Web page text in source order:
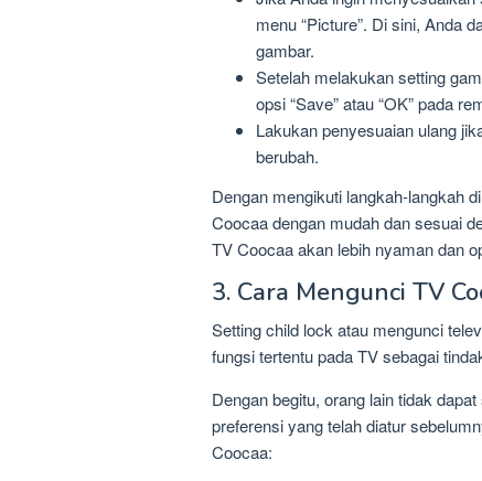
menu “Picture”. Di sini, Anda
gambar.
Setelah melakukan setting
opsi “Save” atau “OK” pada
Lakukan penyesuaian ulang
berubah.
Dengan mengikuti langkah-langkah
Coocaa dengan mudah dan sesuai
TV Coocaa akan lebih nyaman dan
3. Cara Mengunci TV
Setting child lock atau mengunci
fungsi tertentu pada TV sebagai
Dengan begitu, orang lain tidak
preferensi yang telah diatur
Coocaa: